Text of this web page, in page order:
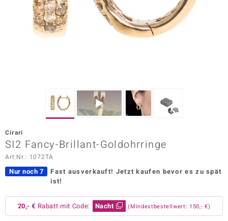
Vogue
Paraíso
Cirari
SI2 Fancy-Brillant-Goldohrringe
Art.Nr.: 1072TA
Nur noch 7 Fast ausverkauft! Jetzt kaufen bevor es zu spät
ist!
20,- € Rabatt mit Code: Nacht (Mindestbestellwert: 150,- €)